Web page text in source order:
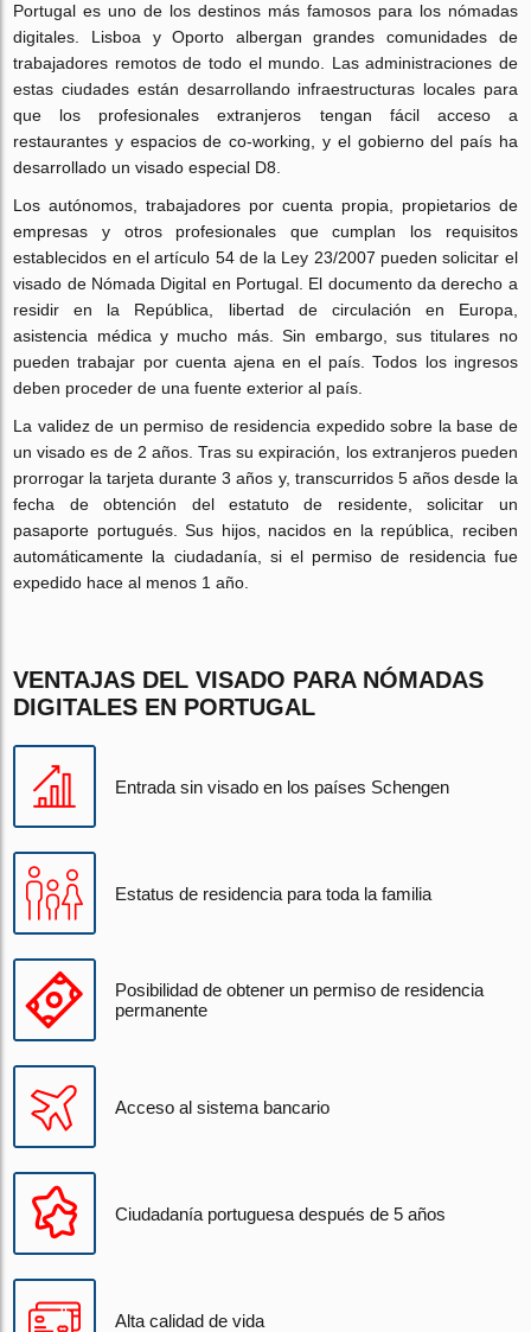
Portugal es uno de los destinos más famosos para los nómadas
digitales. Lisboa y Oporto albergan grandes comunidades de
trabajadores remotos de todo el mundo. Las administraciones de
estas ciudades están desarrollando infraestructuras locales para
que los profesionales extranjeros tengan fácil acceso a
restaurantes y espacios de co-working, y el gobierno del país ha
desarrollado un visado especial D8.
Los autónomos, trabajadores por cuenta propia, propietarios de
empresas y otros profesionales que cumplan los requisitos
establecidos en el artículo 54 de la Ley 23/2007 pueden solicitar el
visado de Nómada Digital en Portugal. El documento da derecho a
residir en la República, libertad de circulación en Europa,
asistencia médica y mucho más. Sin embargo, sus titulares no
pueden trabajar por cuenta ajena en el país. Todos los ingresos
deben proceder de una fuente exterior al país.
La validez de un permiso de residencia expedido sobre la base de
un visado es de 2 años. Tras su expiración, los extranjeros pueden
prorrogar la tarjeta durante 3 años y, transcurridos 5 años desde la
fecha de obtención del estatuto de residente, solicitar un
pasaporte portugués. Sus hijos, nacidos en la república, reciben
automáticamente la ciudadanía, si el permiso de residencia fue
expedido hace al menos 1 año.
VENTAJAS DEL VISADO PARA NÓMADAS
DIGITALES EN PORTUGAL
Entrada sin visado en los países Schengen
Estatus de residencia para toda la familia
Posibilidad de obtener un permiso de residencia
permanente
Acceso al sistema bancario
Ciudadanía portuguesa después de 5 años
Alta calidad de vida